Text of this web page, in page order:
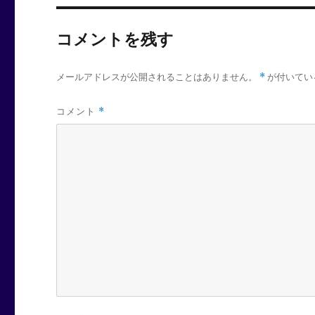
コメントを残す
メールアドレスが公開されることはありません。 * が付いて
コメント *